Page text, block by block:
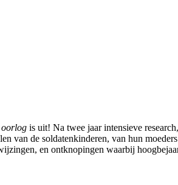
oorlog is uit! Na twee jaar intensieve
van de soldatenkinderen, van hun
en ontknopingen waarbij